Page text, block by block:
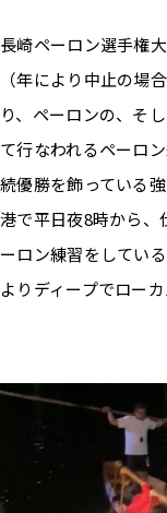
長崎ペーロン選手権
（年により中止の場
り、ペーロンの、そ
て行なわれるペーロ
続優勝を飾っている
港で平日夜8時から、
ーロン練習をしてい
よりディープでロー